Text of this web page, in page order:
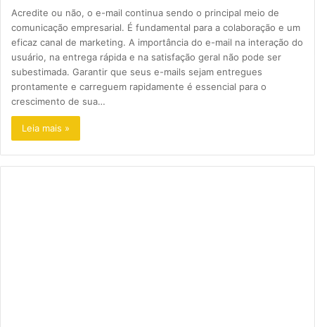
Acredite ou não, o e-mail continua sendo o principal meio de
comunicação empresarial. É fundamental para a colaboração e um
eficaz canal de marketing. A importância do e-mail na interação do
usuário, na entrega rápida e na satisfação geral não pode ser
subestimada. Garantir que seus e-mails sejam entregues
prontamente e carreguem rapidamente é essencial para o
crescimento de sua…
Leia mais »